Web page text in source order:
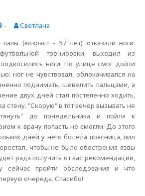
-
Светлана
(возраст - 57 лет) отказали ноги:
тренировки, выходил из
ноги. По улице смог дойти
ног не чувствовал, облокачивался на
поднимать, шевелить пальцами, а
двух дней стал постепенно ходить,
стену. "Скорую" в тот вечер вызывать не
до понедельника и пойти к
к врачу попасть не смогли. До этого
дней у него болела поясница, пил
чтобы не было обострения язвы
рада получить от вас рекомендации,
пройти обследования и что
очередь. Спасибо!